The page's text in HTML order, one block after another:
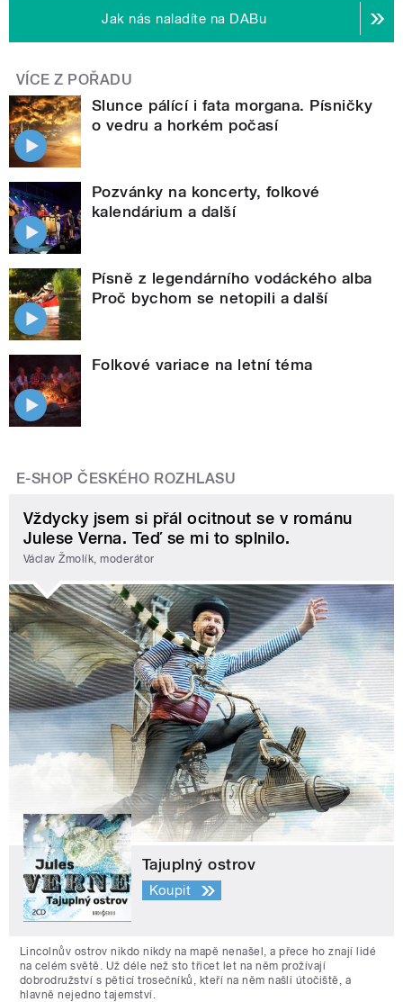
Jak nás naladíte na DABu
VÍCE Z POŘADU
Slunce pálící i fata morgana. Písničky
o vedru a horkém počasí
Pozvánky na koncerty, folkové
kalendárium a další
Písně z legendárního vodáckého alba
Proč bychom se netopili a další
Folkové variace na letní téma
E-SHOP ČESKÉHO ROZHLASU
Vždycky jsem si přál ocitnout se v románu
Julese Verna. Teď se mi to splnilo.
Václav Žmolík, moderátor
Tajuplný ostrov
Koupit
Lincolnův ostrov nikdo nikdy na mapě nenašel, a přece ho znají lidé
na celém světě. Už déle než sto třicet let na něm prožívají
dobrodružství s pěticí trosečníků, kteří na něm našli útočiště, a
hlavně nejedno tajemství.